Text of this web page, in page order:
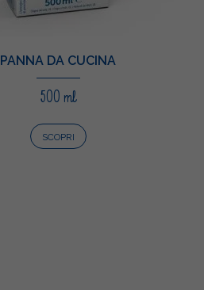
PANNA DA CUCINA
500 ml
SCOPRI